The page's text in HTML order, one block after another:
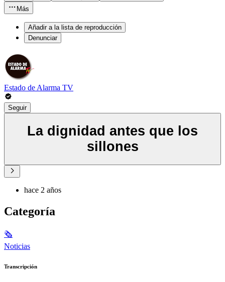
Más
Añadir a la lista de reproducción
Denunciar
Estado de Alarma TV
Seguir
La dignidad antes que los
sillones
hace 2 años
Categoría
🗞
Noticias
Transcripción